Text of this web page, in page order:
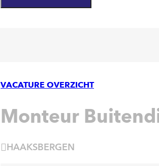
VACATURE OVERZICHT
Monteur
HAAKSBERGEN